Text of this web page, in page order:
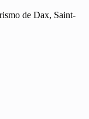
de Dax, Saint-